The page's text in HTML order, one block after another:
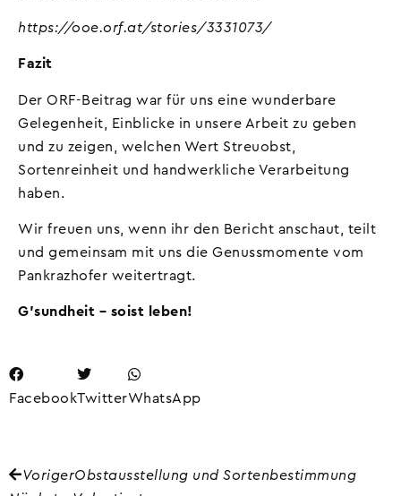
https://ooe.orf.at/stories/3331073/
Fazit
Der ORF-Beitrag war für uns eine wunderbare
Gelegenheit, Einblicke in unsere Arbeit zu geben
und zu zeigen, welchen Wert Streuobst,
Sortenreinheit und handwerkliche Verarbeitung
haben.
Wir freuen uns, wenn ihr den Bericht anschaut, teilt
und gemeinsam mit uns die Genussmomente vom
Pankrazhofer weitertragt.
G’sundheit – soist leben!
FacebookTwitterWhatsApp
VorigerObstausstellung und Sortenbestimmung